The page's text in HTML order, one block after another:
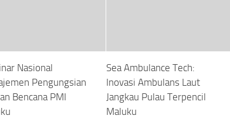
Nasional
Pengungsian
Bencana PMI
Sea Ambulance Tech:
Inovasi Ambulans Laut
Jangkau Pulau Terpencil
Maluku